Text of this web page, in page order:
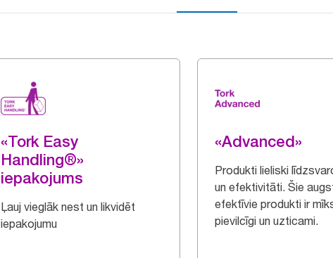
«Tork Easy
Handling®»
iepakojums
Ļauj vieglāk nest un likvidēt
iepakojumu
«Advanced»
Produkti lieliski
un efektivitāti. Šie
efektīvie produkti ir
pievilcīgi un uzticami.